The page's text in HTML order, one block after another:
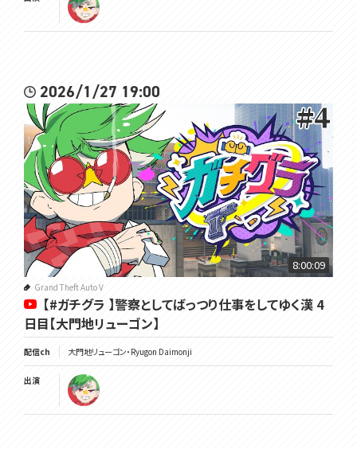
2026/1/27 19:00
8:00:09
Grand Theft Auto V
【#ガチグラ 】警察としてばっつり仕事をしてゆく漢 4
日目【大門地リューゴン】
配信ch 大門地リューゴン・Ryugon Daimonji
出演